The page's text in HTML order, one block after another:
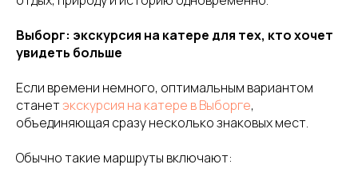
Выборг: экскурсия на катере для тех, кто хочет
увидеть больше
Если времени немного, оптимальным вариантом
станетэкскурсия на катере в Выборге,
объединяющая сразу несколько знаковых мест.
Обычно такие маршруты включают: